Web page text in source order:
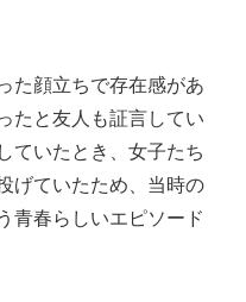
た顔立ちで存在感があ
たと友人も証言してい
ていたとき、女子たち
げていたため、当時の
青春らしいエピソード